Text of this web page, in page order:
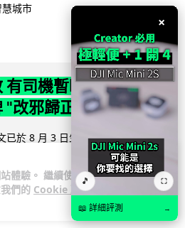
體驗。 繼續使用
們的 Cookie 政
城市
有司機暫時停工避風頭
改邪歸正"
已於 8 月 3 日生效，的士業界就期
歸正」回流駕駛的士。新例大幅提
... 閱讀全文
×
🎵 ⛶
📖 詳細評測 →